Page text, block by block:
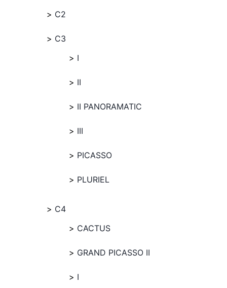
C2
C3
I
II
II PANORAMATIC
III
PICASSO
PLURIEL
C4
CACTUS
GRAND PICASSO II
I